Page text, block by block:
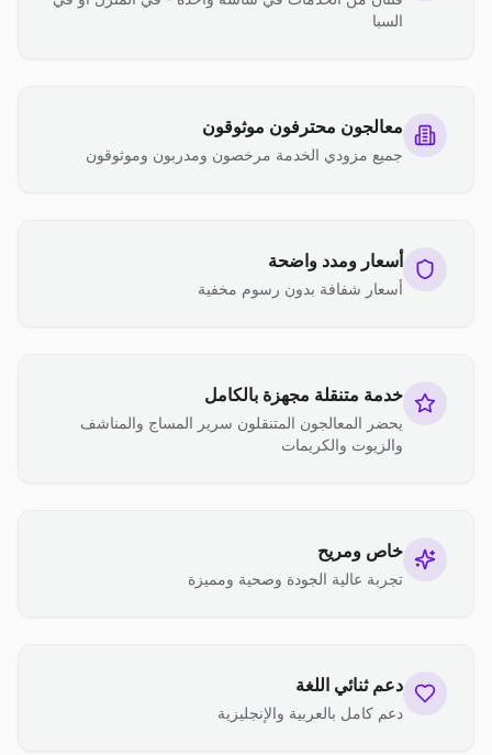
السبا
معالجون محترفون موثوقون
جميع مزودي الخدمة مرخصون ومدربون وموثوقون
أسعار ومدد واضحة
أسعار شفافة بدون رسوم مخفية
خدمة متنقلة مجهزة بالكامل
يحضر المعالجون المتنقلون سرير المساج والمناشف
والزيوت والكريمات
خاص ومريح
تجربة عالية الجودة وصحية ومميزة
دعم ثنائي اللغة
دعم كامل بالعربية والإنجليزية